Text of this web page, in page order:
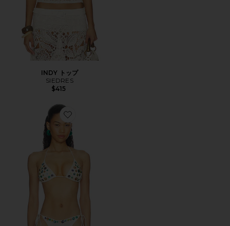
INDY トップ
SIEDRES
$415
Favorite JUNIPER ビキニトップ